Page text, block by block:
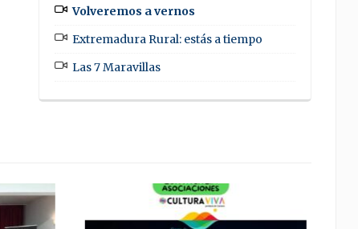
Volveremos a vernos
Extremadura Rural: estás a tiempo
Las 7 Maravillas